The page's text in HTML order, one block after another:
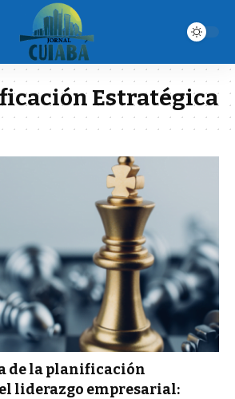
Estratégica
de la planificación
liderazgo empresarial: